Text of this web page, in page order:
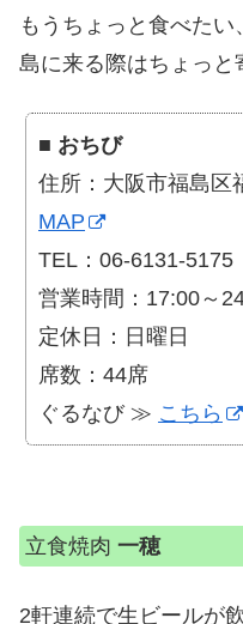
もうちょっと食べた
島に来る際はちょっと
■ おちび
住所：大阪市福島
MAP
TEL：06-6131-5175
営業時間：17:00～
定休日：日曜日
席数：44席
ぐるなび ≫ こちら
立食焼肉 一穂
2軒連続で生ビールが